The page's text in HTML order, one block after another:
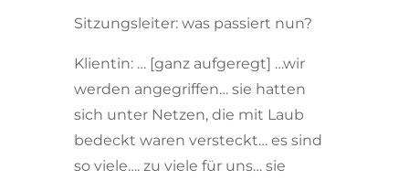
Sitzungsleiter: was passiert nun?
Klientin: … [ganz aufgeregt] …wir
werden angegriffen… sie hatten
sich unter Netzen, die mit Laub
bedeckt waren versteckt… es sind
so viele…. zu viele für uns… sie